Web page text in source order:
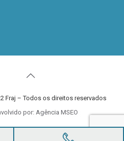
Fraj – Todos os direitos reservados
por: Agência MSEO